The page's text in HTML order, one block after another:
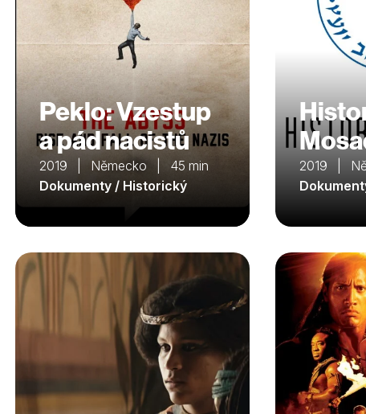
Peklo: Vzestup
a pád nacistů
2019 | Německo | 45 min
Dokumenty / Historický
2019 |